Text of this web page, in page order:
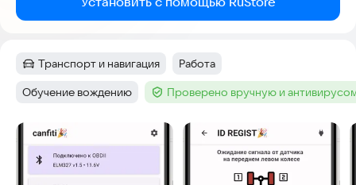
Категория:
Транспорт и навигация Тег:
Работа
Тег:
Обучение вождению Тег :Проверено вручную и
Скриншоты